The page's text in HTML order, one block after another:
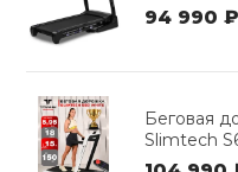
94 990 ₽
Беговая
Slimtech